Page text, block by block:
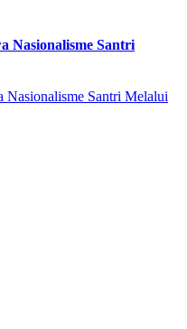
Nasionalisme Santri